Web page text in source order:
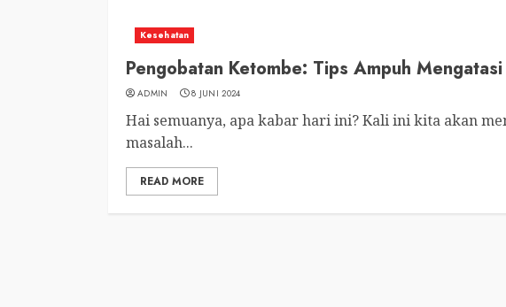
Kesehatan
Pengobatan Ketombe: Tips Ampuh
ADMIN 8 JUNI 2024
Hai semuanya, apa kabar hari ini? Kali ini kita akan
masalah...
READ MORE